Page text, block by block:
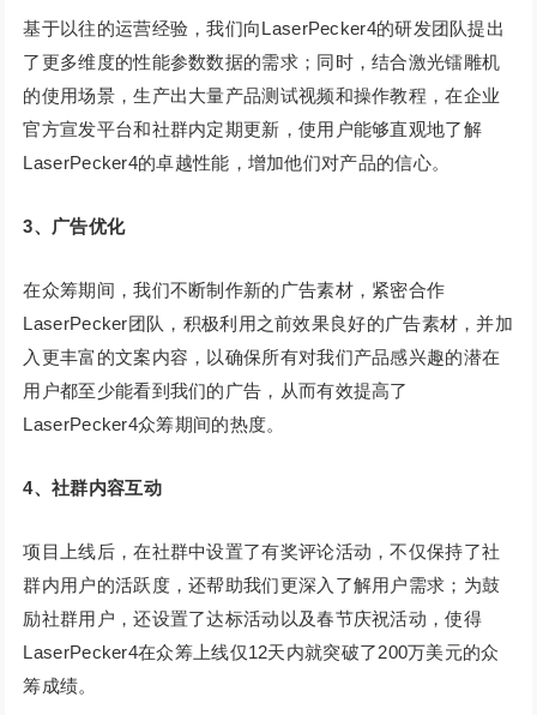
基于以往的运营经验，我们向LaserPecker4的研发团队提出
了更多维度的性能参数数据的需求；同时，结合激光镭雕机
的使用场景，生产出大量产品测试视频和操作教程，在企业
官方宣发平台和社群内定期更新，使用户能够直观地了解
LaserPecker4的卓越性能，增加他们对产品的信心。
3、广告优化
在众筹期间，我们不断制作新的广告素材，紧密合作
LaserPecker团队，积极利用之前效果良好的广告素材，并加
入更丰富的文案内容，以确保所有对我们产品感兴趣的潜在
用户都至少能看到我们的广告，从而有效提高了
LaserPecker4众筹期间的热度。
4、社群内容互动
项目上线后，在社群中设置了有奖评论活动，不仅保持了社
群内用户的活跃度，还帮助我们更深入了解用户需求；为鼓
励社群用户，还设置了达标活动以及春节庆祝活动，使得
LaserPecker4在众筹上线仅12天内就突破了200万美元的众
筹成绩。